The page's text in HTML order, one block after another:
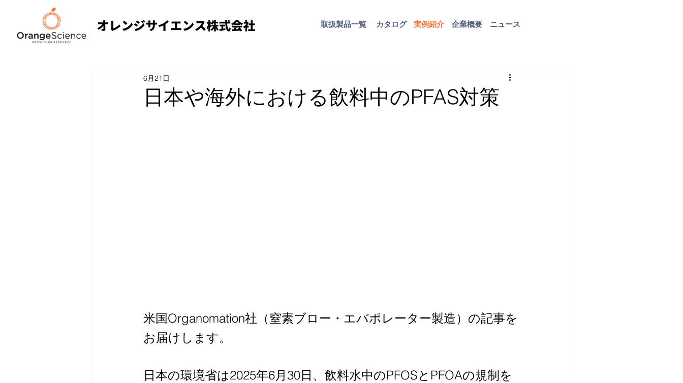
取扱​製品一覧 ​実例紹介
カタログ 企業概要 ニュース
日本や海外における飲料中のPFAS対策
6月21日
米国Organomation社（窒素ブロー・エバポレーター製造）の記事を
お届けします。
日本の環境省は2025年6月30日、飲料水中のPFOSとPFOAの規制を